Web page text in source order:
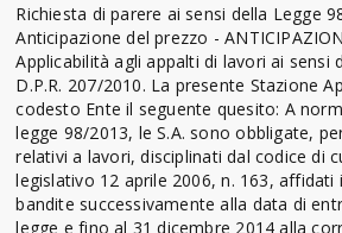
Richiesta di parere ai sensi della Legge
Anticipazione del prezzo -
Applicabilità agli appalti di lavori ai sensi
D.P.R. 207/2010. La presente Stazione
codesto Ente il seguente quesito: A
legge 98/2013, le S.A. sono obbligate,
relativi a lavori, disciplinati dal codice di
legislativo 12 aprile 2006, n. 163, affidati
bandite successivamente alla data di
legge e fino al 31 dicembre 2014 alla